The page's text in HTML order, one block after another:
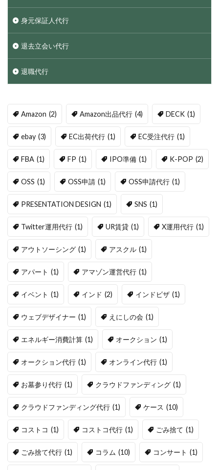
身元保証人代行
退去立会い代行
退職代行
Amazon (2) Amazon出品代行 (4) DECK (1)
ebay (3) EC出荷代行 (1) EC受注代行 (1)
FBA (1) FP (1) IPO準備 (1) K-POP (2)
OSS (1) OSS申請 (1) OSS申請代行 (1)
PRESENTATION DESIGN (1) SNS (1)
Twitter運用代行 (1) UR賃貸 (1) X運用代行 (1)
アウトソーシング (1) アスクル (1)
アパート (1) アマゾン運営代行 (1)
イベント (1) インド (2) インドビザ (1)
ウェブデザイナー (1) えにしの会 (1)
エネルギー消費計算 (1) オークション (1)
オークション代行 (1) オンライン代行 (1)
お墓参り代行 (1) クラウドファンディング (1)
クラウドファンディング代行 (1) ケース (10)
コストコ (1) コストコ代行 (1) ごみ捨て (1)
ごみ捨て代行 (1) コラム (10) コンサート (1)